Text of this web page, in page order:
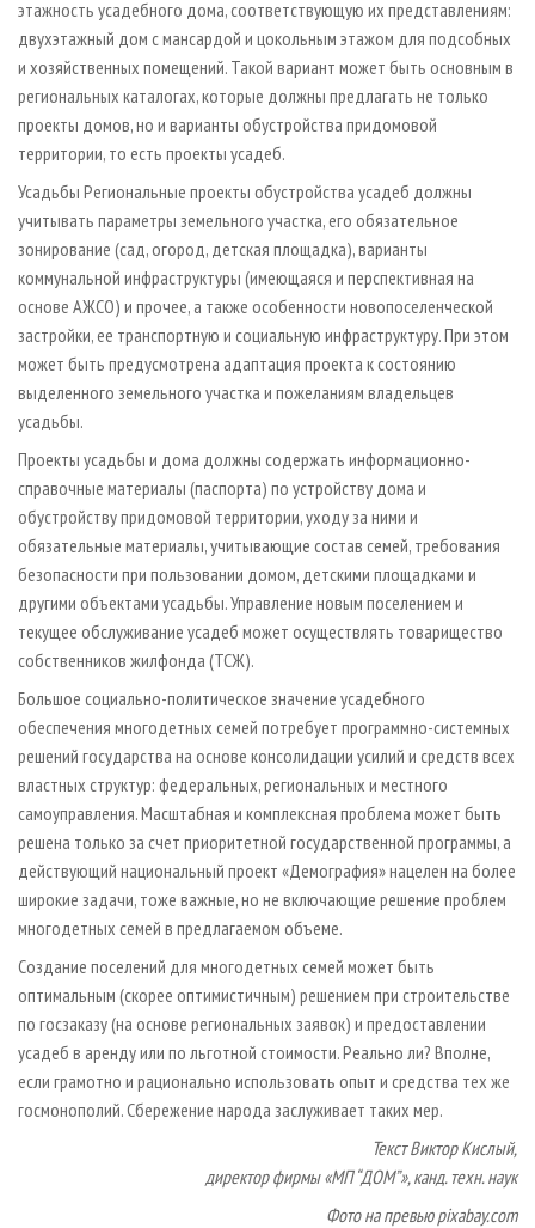
этажность усадебного дома, соответствующую их представлениям:
двухэтажный дом с мансардой и цокольным этажом для подсобных
и хозяйственных помещений. Такой вариант может быть основным в
региональных каталогах, которые должны предлагать не только
проекты домов, но и варианты обустройства придомовой
территории, то есть проекты усадеб.
Усадьбы Региональные проекты обустройства усадеб должны
учитывать параметры земельного участка, его обязательное
зонирование (сад, огород, детская площадка), варианты
коммунальной инфраструктуры (имеющаяся и перспективная на
основе АЖСО) и прочее, а также особенности новопоселенческой
застройки, ее транспортную и социальную инфраструктуру. При этом
может быть предусмотрена адаптация проекта к состоянию
выделенного земельного участка и пожеланиям владельцев
усадьбы.
Проекты усадьбы и дома должны содержать информационно-
справочные материалы (паспорта) по устройству дома и
обустройству придомовой территории, уходу за ними и
обязательные материалы, учитывающие состав семей, требования
безопасности при пользовании домом, детскими площадками и
другими объектами усадьбы. Управление новым поселением и
текущее обслуживание усадеб может осуществлять товарищество
собственников жилфонда (ТСЖ).
Большое социально-полити­чес­кое значение усадебного
обеспечения многодетных семей потребует программно-системных
решений государства на основе консолидации усилий и средств всех
властных структур: федеральных, региональных и местного
самоуправления. Масштабная и комплексная проблема может быть
решена только за счет приоритетной государственной программы, а
действующий национальный проект «Демография» нацелен на более
широкие задачи, тоже важные, но не включающие решение проблем
многодетных семей в предлагаемом объеме.
Создание поселений для многодетных семей может быть
оптимальным (скорее оптимистичным) решением при строительстве
по госзаказу (на основе региональных заявок) и предоставлении
усадеб в аренду или по льготной стоимости. Реально ли? Вполне,
если грамотно и рационально использовать опыт и средства тех же
госмонополий. Сбережение народа заслуживает таких мер.
Текст Виктор Кислый,
директор фирмы «МП “ДОМ”», канд. техн. наук
Фото на превью pixabay.com